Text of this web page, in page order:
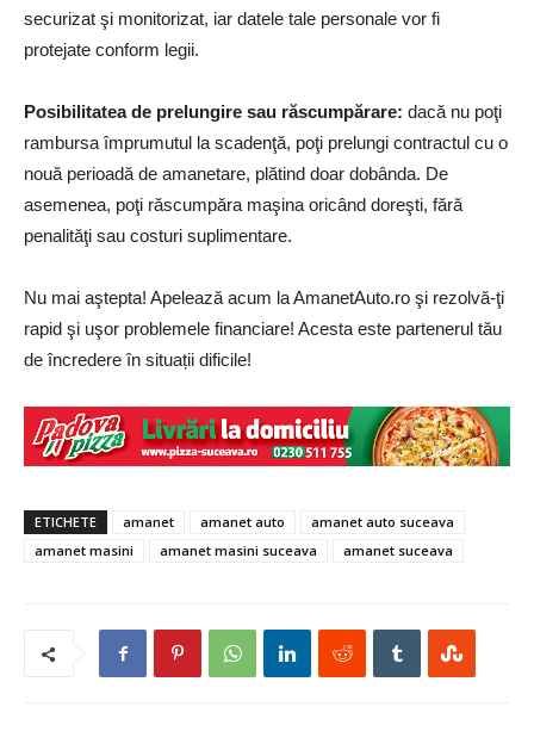
securizat şi monitorizat, iar datele tale personale vor fi
protejate conform legii.
Posibilitatea de prelungire sau răscumpărare: dacă nu poţi
rambursa împrumutul la scadenţă, poţi prelungi contractul cu o
nouă perioadă de amanetare, plătind doar dobânda. De
asemenea, poţi răscumpăra maşina oricând doreşti, fără
penalităţi sau costuri suplimentare.
Nu mai aştepta! Apelează acum la AmanetAuto.ro şi rezolvă-ţi
rapid şi uşor problemele financiare! Acesta este partenerul tău
de încredere în situații dificile!
ETICHETE amanet amanet auto
amanet auto suceava
amanet masini
amanet masini suceava amanet suceava